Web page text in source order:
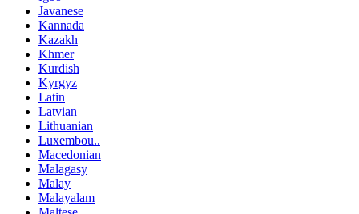
Javanese
Kannada
Kazakh
Khmer
Kurdish
Kyrgyz
Latin
Latvian
Lithuanian
Luxembou..
Macedonian
Malagasy
Malay
Malayalam